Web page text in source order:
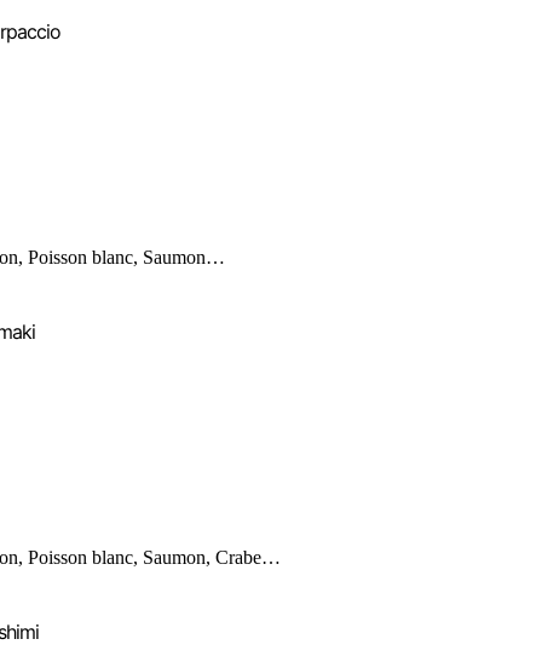
Poisson blanc, Saumon…
Poisson blanc, Saumon, Crabe…